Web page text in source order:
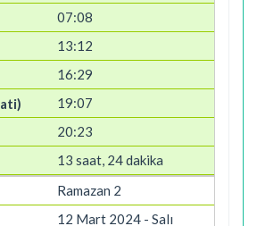
07:08
13:12
16:29
19:07
20:23
13 saat, 24 dakika
Ramazan 2
12 Mart 2024 - Salı